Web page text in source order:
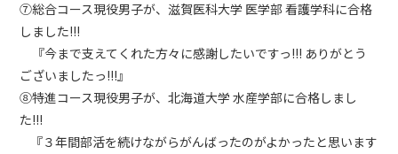
⑦総合コース現役男子が、滋賀医科大学 医学部 看護学科に合格
しました!!!
『今まで支えてくれた方々に感謝したいですっ!!! ありがとう
ございましたっ!!!』
⑧特進コース現役男子が、北海道大学 水産学部に合格しまし
た!!!
『３年間部活を続けながらがんばったのがよかったと思います